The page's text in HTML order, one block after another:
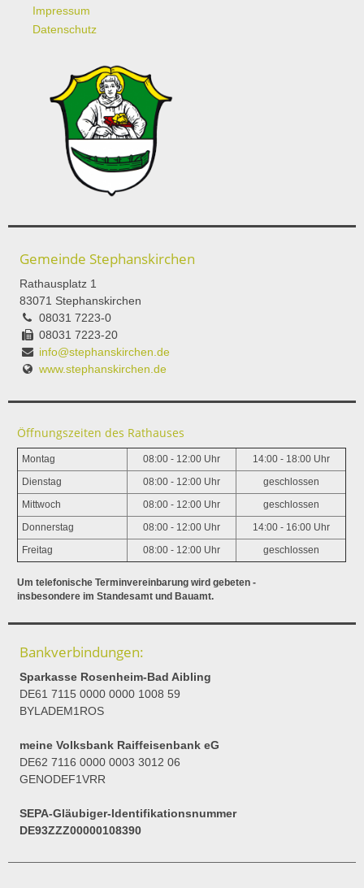
Impressum
Datenschutz
Gemeinde Stephanskirchen
Rathausplatz 1
83071 Stephanskirchen
08031 7223-0
08031 7223-20
info@stephanskirchen.de
www.stephanskirchen.de
Öffnungszeiten des Rathauses
Montag 08:00 - 12:00 Uhr 14:00 - 18:00 Uhr
Dienstag 08:00 - 12:00 Uhr geschlossen
Mittwoch 08:00 - 12:00 Uhr geschlossen
Donnerstag 08:00 - 12:00 Uhr 14:00 - 16:00 Uhr
Freitag 08:00 - 12:00 Uhr geschlossen
Um telefonische Terminvereinbarung wird gebeten -
insbesondere im Standesamt und Bauamt.
Bankverbindungen:
Sparkasse Rosenheim-Bad Aibling
DE61 7115 0000 0000 1008 59
BYLADEM1ROS
meine Volksbank Raiffeisenbank eG
DE62 7116 0000 0003 3012 06
GENODEF1VRR
SEPA-Gläubiger-Identifikationsnummer
DE93ZZZ00000108390